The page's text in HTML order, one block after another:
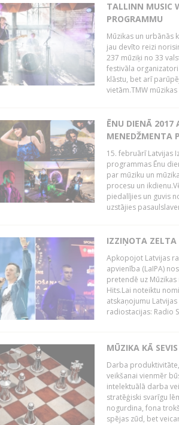
TALLINN MUSIC
PROGRAMMU
Mūzikas un urbānās
jau devīto reizi
237 mūziķi no 33
festivāla
klāstu, bet arī
vietām.TMW
ĒNU DIENĀ 2017
MENEDŽMENTA
15. februārī Latvijas
programmas Ēnu
par mūziku un
procesu un
piedalījies un guvis
uzstājies
IZZIŅOTA ZELTA
Apkopojot Latvijas
apvienība (LaIPA)
pretendē uz
Hits.Lai noteiktu
atskaņojumu
radiostacijas: Radio
MŪZIKA KĀ
Darba
veikšanai vienmēr
intelektuālā darba
stratēģiski svarīgu
nogurdina, fona
spējas zūd, bet